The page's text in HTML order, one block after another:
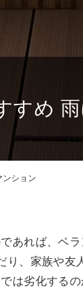
すめ
ンション
あれば、ベ
、家族や友
は劣化する